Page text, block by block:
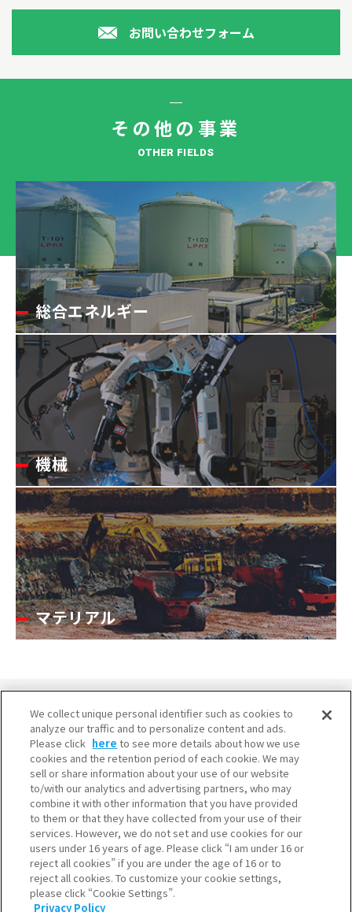
お問い合わせフォーム
その他の事業
OTHER FIELDS
総合エネルギー
機械
マテリアル
大阪本社
産業ガス本部・水素本部
〒541-0053 大阪市中央区本町3-6-4
東京本社
産業ガス本部・水素本部
〒105-8458 東京都港区浜松町2-3-1
We collect unique personal identifier such as cookies to
analyze our traffic and to personalize content and ads.
Please click here to see more details about how we use
cookies and the retention period of each cookie. We may
sell or share information about your use of our website
to/with our analytics and advertising partners, who may
combine it with other information that you have provided
to them or that they have collected from your use of their
services. However, we do not set and use cookies for our
users under 16 years of age. Please click “I am under 16 or
reject all cookies” if you are under the age of 16 or to
reject all cookies. To customize your cookie settings,
please click “Cookie Settings”.
Privacy Policy